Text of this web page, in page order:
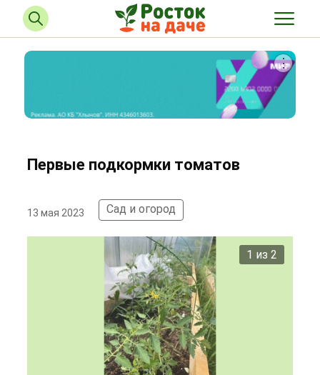
Первые подкормки томатов
13 мая 2023 Сад и огород
2 из 2